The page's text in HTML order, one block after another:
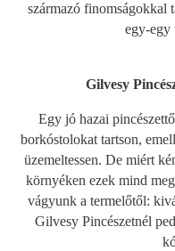
származó finomságokkal
egy-egy
Gilvesy
Egy jó hazai
borkóstolokat tartson,
üzemeltessen. De miért
környéken ezek mind
vágyunk a termelőtől:
Gilvesy Pincészetnél